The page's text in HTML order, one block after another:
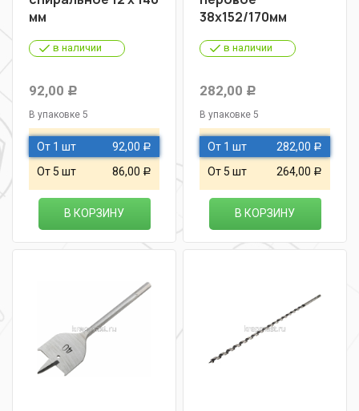
мм
в наличии
92,00 Р
В упаковке 5
От 1 шт 92,00 Р
От 5 шт 86,00 Р
В КОРЗИНУ
38х152/170мм
в наличии
282,00 Р
В упаковке 5
От 1 шт 282,00 Р
От 5 шт 264,00 Р
В КОРЗИНУ